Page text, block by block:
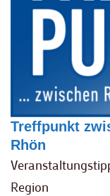
Treffpunkt
Rhön
Region